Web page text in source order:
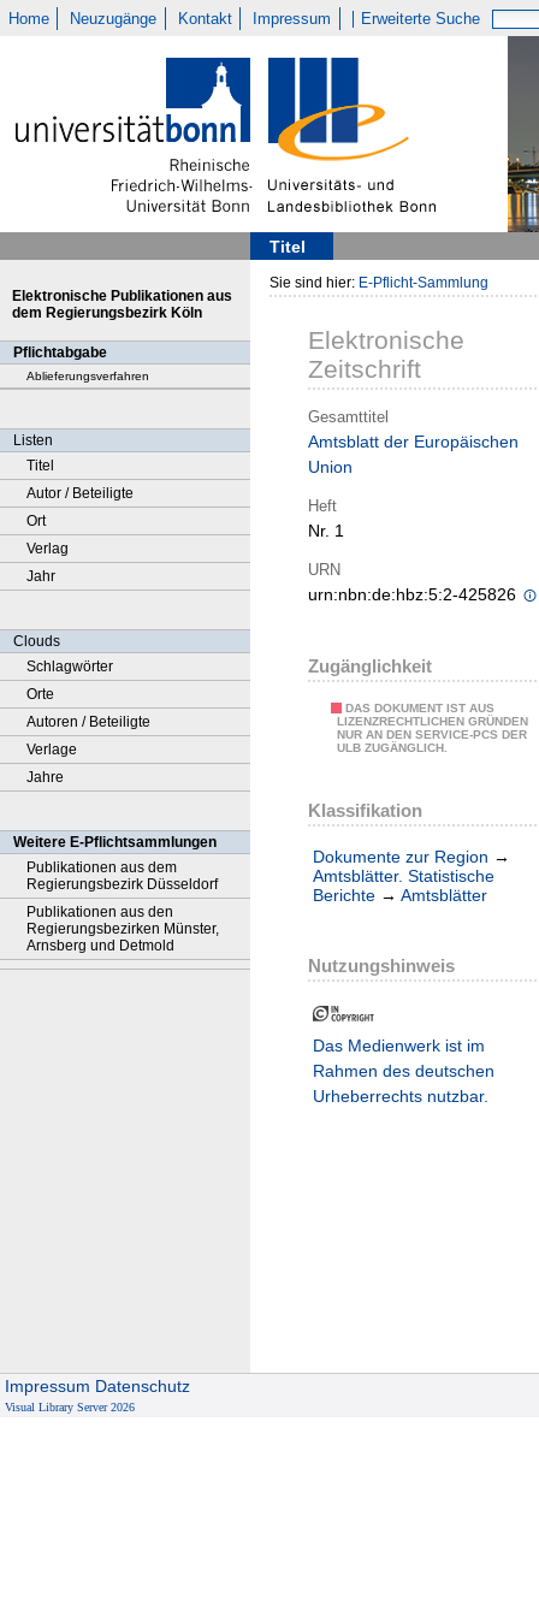
Home Neuzugänge Kontakt Impressum Erweiterte Suche
Titel
Elektronische Publikationen aus
dem Regierungsbezirk Köln
Pflichtabgabe
Ablieferungsverfahren
Listen
Titel
Autor / Beteiligte
Ort
Verlag
Jahr
Clouds
Schlagwörter
Orte
Autoren / Beteiligte
Verlage
Jahre
Weitere E-Pflichtsammlungen
Publikationen aus dem
Regierungsbezirk Düsseldorf
Publikationen aus den
Regierungsbezirken Münster,
Arnsberg und Detmold
Sie sind hier: E-Pflicht-Sammlung
Elektronische
Zeitschrift
Gesamttitel
Amtsblatt der Europäischen
Union
Heft
Nr. 1
URN
urn:nbn:de:hbz:5:2-425826
Zugänglichkeit
DAS DOKUMENT IST AUS
LIZENZRECHTLICHEN GRÜNDEN
NUR AN DEN SERVICE-PCS DER
ULB ZUGÄNGLICH.
Klassifikation
Dokumente zur Region →
Amtsblätter. Statistische
Berichte → Amtsblätter
Nutzungshinweis
Das Medienwerk ist im
Rahmen des deutschen
Urheberrechts nutzbar.
Impressum Datenschutz
Visual Library Server 2026